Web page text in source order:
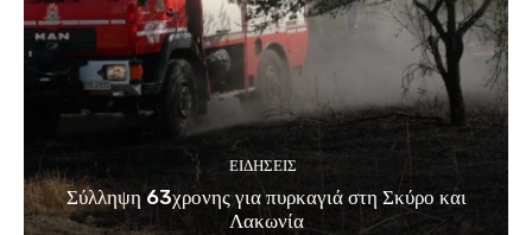
ΕΙΔΗΣΕΙΣ
Σύλληψη 63χρονης για πυρκαγιά στη Σκύρο και
Λακωνία